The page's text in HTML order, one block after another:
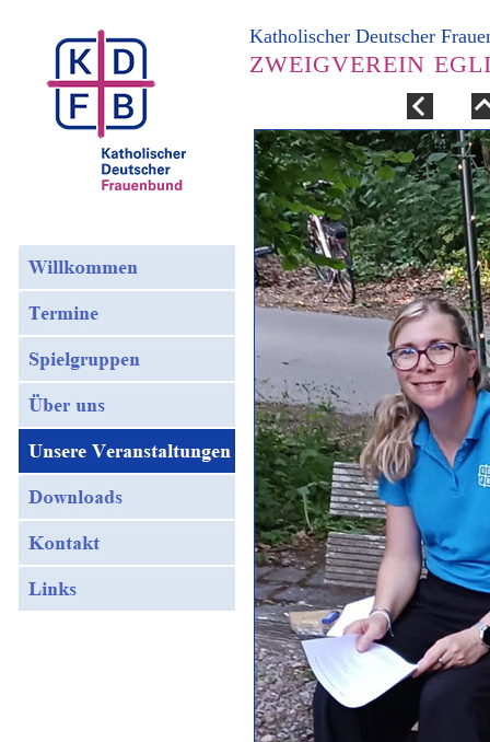
Katholischer Deutscher
ZWEIGVEREIN